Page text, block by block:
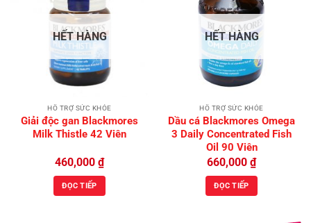
HẾT HÀNG
HỖ TRỢ SỨC KHỎE
Giải độc gan Blackmores
Milk Thistle 42 Viên
460,000 ₫
ĐỌC TIẾP
HẾT HÀNG
HỖ TRỢ SỨC KHỎE
Dầu cá Blackmores Omega
3 Daily Concentrated Fish
Oil 90 Viên
660,000 ₫
ĐỌC TIẾP